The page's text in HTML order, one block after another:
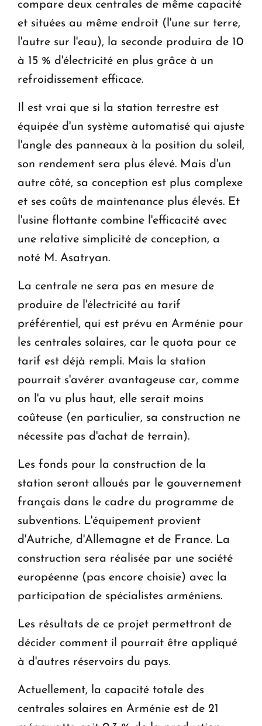
compare deux centrales de même capacité
et situées au même endroit (l'une sur terre,
l'autre sur l'eau), la seconde produira de 10
à 15 % d'électricité en plus grâce à un
refroidissement efficace.
Il est vrai que si la station terrestre est
équipée d'un système automatisé qui ajuste
l'angle des panneaux à la position du soleil,
son rendement sera plus élevé. Mais d'un
autre côté, sa conception est plus complexe
et ses coûts de maintenance plus élevés. Et
l'usine flottante combine l'efficacité avec
une relative simplicité de conception, a
noté M. Asatryan.
La centrale ne sera pas en mesure de
produire de l'électricité au tarif
préférentiel, qui est prévu en Arménie pour
les centrales solaires, car le quota pour ce
tarif est déjà rempli. Mais la station
pourrait s'avérer avantageuse car, comme
on l'a vu plus haut, elle serait moins
coûteuse (en particulier, sa construction ne
nécessite pas d'achat de terrain).
Les fonds pour la construction de la
station seront alloués par le gouvernement
français dans le cadre du programme de
subventions. L'équipement provient
d'Autriche, d'Allemagne et de France. La
construction sera réalisée par une société
européenne (pas encore choisie) avec la
participation de spécialistes arméniens.
Les résultats de ce projet permettront de
décider comment il pourrait être appliqué
à d'autres réservoirs du pays.
Actuellement, la capacité totale des
centrales solaires en Arménie est de 21